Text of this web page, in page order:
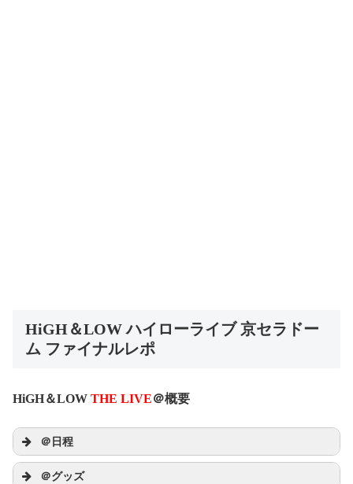
HiGH＆LOW ハイローライブ 京セラドー
ム ファイナルレポ
HiGH＆LOW THE LIVE＠概要
＠日程
＠グッズ